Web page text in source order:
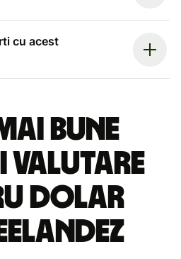
cu acest
bune
valutare
dolar